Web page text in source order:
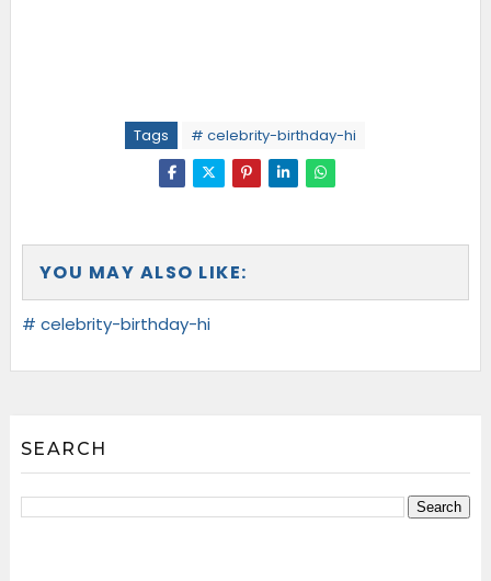
Tags # celebrity-birthday-hi
YOU MAY ALSO LIKE:
# celebrity-birthday-hi
SEARCH